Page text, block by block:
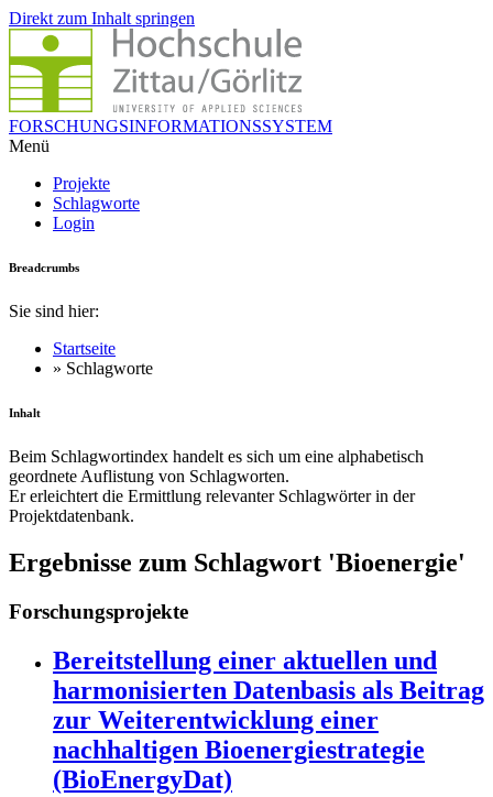
Direkt zum Inhalt springen
FORSCHUNGSINFORMATIONSSYSTEM
Menü
Projekte
Schlagworte
Login
Breadcrumbs
Sie sind hier:
Startseite
» Schlagworte
Inhalt
Beim Schlagwortindex handelt es sich um eine alphabetisch
geordnete Auflistung von Schlagworten.
Er erleichtert die Ermittlung relevanter Schlagwörter in der
Projektdatenbank.
Ergebnisse zum Schlagwort 'Bioenergie'
Forschungsprojekte
Bereitstellung einer aktuellen und
harmonisierten Datenbasis als Beitrag
zur Weiterentwicklung einer
nachhaltigen Bioenergiestrategie
(BioEnergyDat)